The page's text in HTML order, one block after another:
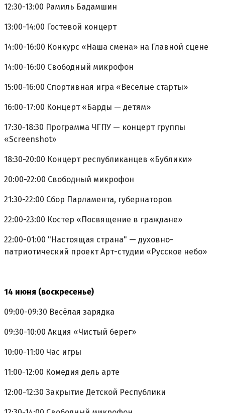
12:30-13:00 Рамиль Бадамшин
13:00-14:00 Гостевой концерт
14:00-16:00 Конкурс «Наша смена» на Главной сцене
14:00-16:00 Свободный микрофон
15:00-16:00 Спортивная игра «Веселые старты»
16:00-17:00 Концерт «Барды — детям»
17:30-18:30 Программа ЧГПУ — концерт группы
«Screenshot»
18:30-20:00 Концерт республиканцев «Бублики»
20:00-22:00 Свободный микрофон
21:30-22:00 Сбор Парламента, губернаторов
22:00-23:00 Костер «Посвящение в граждане»
22:00-01:00 "Настоящая страна" — духовно-
патриотический проект Арт-студии «Русское небо»
14 июня (воскресенье)
09:00-09:30 Весёлая зарядка
09:30-10:00 Акция «Чистый берег»
10:00-11:00 Час игры
11:00-12:00 Комедия дель арте
12:00-12:30 Закрытие Детской Республики